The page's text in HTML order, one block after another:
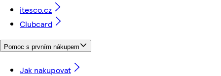
itesco.cz
Clubcard
Pomoc s prvním nákupem
Jak nakupovat